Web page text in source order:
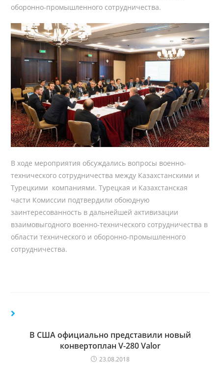
оборонно-промышленного сотрудничества.
В ходе мероприятия обсуждались вопросы военно-
технического сотрудничества между Казахстанскими и
Турецкими компаниями. Турецкая и Казахстанская
части Комиссии подтвердили обоюдную
заинтересованность в дальнейшей активизации
взаимовыгодного военно-технического сотрудничества в
области технического и оборонно-промышленного
сотрудничества.
В США официально представили новый
конвертоплан V-280 Valor
23.08.2018